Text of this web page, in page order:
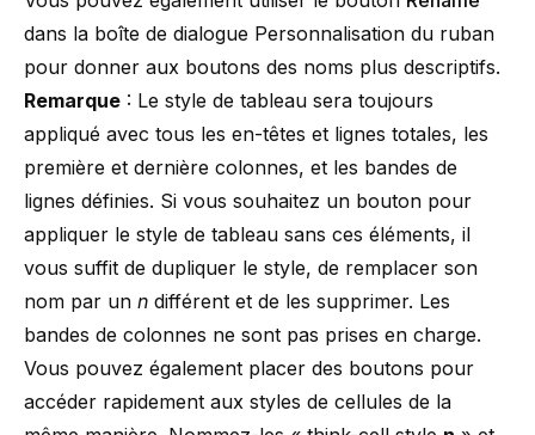
dans la boîte de dialogue Personnalisation du ruban
pour donner aux boutons des noms plus descriptifs.
Remarque : Le style de tableau sera toujours
appliqué avec tous les en-têtes et lignes totales, les
première et dernière colonnes, et les bandes de
lignes définies. Si vous souhaitez un bouton pour
appliquer le style de tableau sans ces éléments, il
vous suffit de dupliquer le style, de remplacer son
nom par un n différent et de les supprimer. Les
bandes de colonnes ne sont pas prises en charge.
Vous pouvez également placer des boutons pour
accéder rapidement aux styles de cellules de la